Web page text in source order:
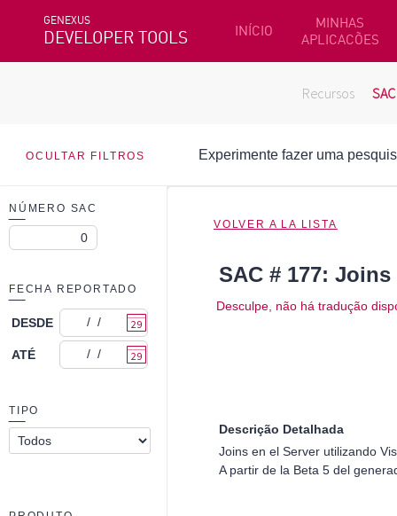
GENEXUS
DEVELOPER TOOLS INÍCIO
MINHAS
APLICACÕES
Recursos SAC